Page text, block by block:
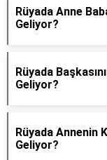
Rüyada Anne
Geliyor?
Rüyada
Geliyor?
Rüyada Annenin
Geliyor?